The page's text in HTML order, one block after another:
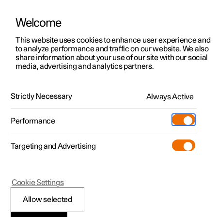
Polestar 2
Polestar 3
Polestar 4
Pre-owned
Shop
Meer
Testrit
Aanbiedingen voor
Testrit
Aanbiedingen voor
Polestar 4 coupé
Ontdek Polestar 4
Testrit
Bekijk onze stockwagens
Aanbiedingen voor
Ontdek Polestar 5
Over pre-owned
Pre-owned aanbiedingen
Aanbiedingen voor particulieren
Aanbiedingen voor
professionelen
Bekijk onze stockwagens
Configureer
Pre-owned
Testrit
Additionals
(Opent in een nieuw venster)
Experiences
Ontmoet ons
Servicepunten
Opladen
Support
HandleidingVideogalerijSoftware-updates
Cruisecontrolfuncties
Polestar 2
Cruisecontrolfuncties
Welcome
This website uses cookies to enhance user experience and
to analyze performance and traffic on our website. We also
share information about your use of our site with our social
media, advertising and analytics partners.
Strictly Necessary Always Active
Performance
Targeting and Advertising
Allow selected
Cookie Settings